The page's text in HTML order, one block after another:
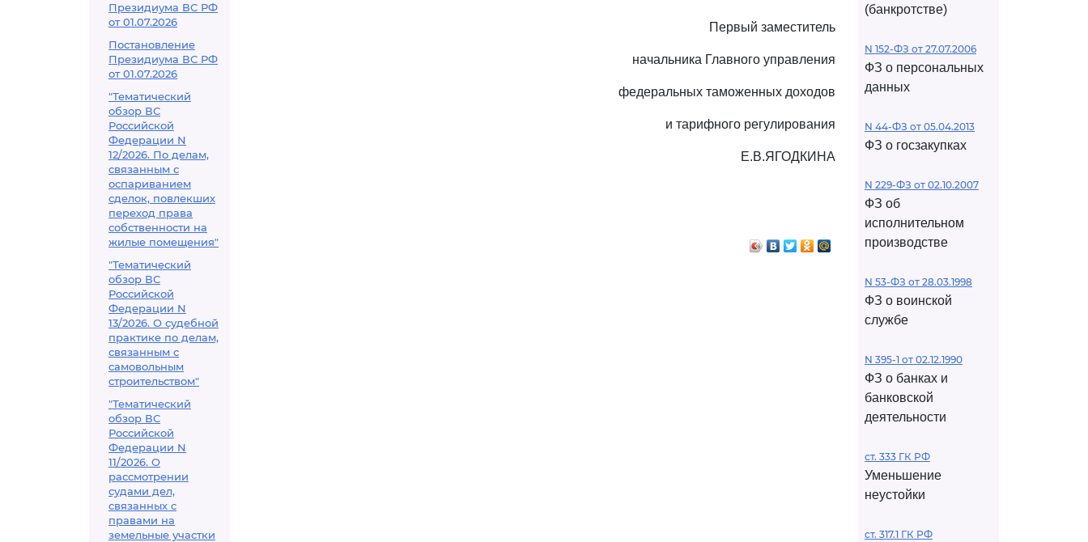
Президиума ВС РФ
от 01.07.2026
Постановление
Президиума ВС РФ
от 01.07.2026
"Тематический
обзор ВС
Российской
Федерации N
12/2026. По делам,
связанным с
оспариванием
сделок, повлекших
переход права
собственности на
жилые помещения"
"Тематический
обзор ВС
Российской
Федерации N
13/2026. О судебной
практике по делам,
связанным с
самовольным
строительством"
"Тематический
обзор ВС
Российской
Федерации N
11/2026. О
рассмотрении
судами дел,
связанных с
правами на
земельные участки
Первый заместитель
начальника Главного управления
федеральных таможенных доходов
и тарифного регулирования
Е.В.ЯГОДКИНА
(банкротстве)
N 152-ФЗ от 27.07.2006
ФЗ о персональных
данных
N 44-ФЗ от 05.04.2013
ФЗ о госзакупках
N 229-ФЗ от 02.10.2007
ФЗ об
исполнительном
производстве
N 53-ФЗ от 28.03.1998
ФЗ о воинской
службе
N 395-1 от 02.12.1990
ФЗ о банках и
банковской
деятельности
ст. 333 ГК РФ
Уменьшение
неустойки
ст. 317.1 ГК РФ